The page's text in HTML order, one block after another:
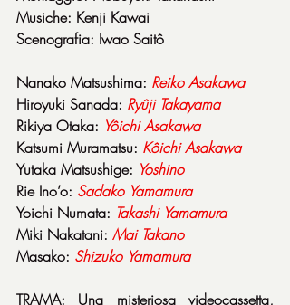
Musiche: Kenji Kawai
Scenografia: Iwao Saitô
Nanako Matsushima: Reiko Asakawa
Hiroyuki Sanada: Ryûji Takayama
Rikiya Otaka: Yôichi Asakawa
Katsumi Muramatsu: Kôichi Asakawa
Yutaka Matsushige: Yoshino
Rie Ino’o: Sadako Yamamura
Yoichi Numata: Takashi Yamamura
Miki Nakatani: Mai Takano
Masako: Shizuko Yamamura
TRAMA: Una misteriosa videocassetta,